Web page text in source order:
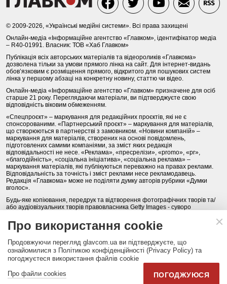
© 2009-2026, «Українські медійні системи». Всі права захищені
Онлайн-медіа «Інформаційне агентство «Главком», ідентифікатор медіа
– R40-01991. Власник: ТОВ «Хаб Главком»
Публікація всіх авторських матеріалів та відеороликів «Главкома»
дозволена тільки за умови прямого лінка на сайт. Для інтернет-видань
обов’язковим є розміщення прямого, відкритого для пошукових систем
лінка у першому абзаці на конкретну новину, статтю чи відео.
Онлайн-медіа «Інформаційне агентство «Главком» призначене для осіб
старше 21 року. Переглядаючи матеріали, ви підтверджуєте свою
відповідність віковим обмеженням.
«Спецпроєкт» – маркування для редакційних проєктів, які не є
спонсорованими. «Партнерський проєкт» – маркування для матеріалів,
що створюються в партнерстві з замовником. «Новини компаній» –
маркування для матеріалів, створених на основі повідомлень,
підготовлених самими компаніями, за зміст яких редакція
відповідальності не несе. «Реклама», «пресрелізи», «promo», «pr»,
«благодійність», «соціальна ініціатива», «соціальна реклама» –
маркування матеріалів, які публікуються переважно на правах реклами.
Відповідальність за точність і зміст реклами несе рекламодавець.
Редакція «Главкома» може не поділяти думку авторів рубрики «Думки
вголос».
Будь-яке копіювання, передрук та відтворення фотографічних творів та/
або аудіовізуальних творів правовласника Getty Images - суворо
Політика конфіденційності (Privacy Policy). Правила сайту
КОНТАКТИ НАША КОМАНДА АРХІВ
Партнери:DepositPhotos.com,opendatabot.ua
Про використання cookie
Продовжуючи перегляд glavcom.ua ви підтверджуєте, що
ознайомилися з Політикою конфіденційності (Privacy Policy) та
погоджуєтеся використання файлів cookie
Про файли cookies
ПОГОДЖУЮСЯ